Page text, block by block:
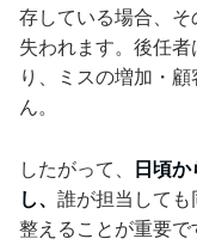
存している場合、そ
失われます。後任
り、ミスの増加・
ん。
したがって、
日頃
し、 誰が担当しても
整えることが重要で